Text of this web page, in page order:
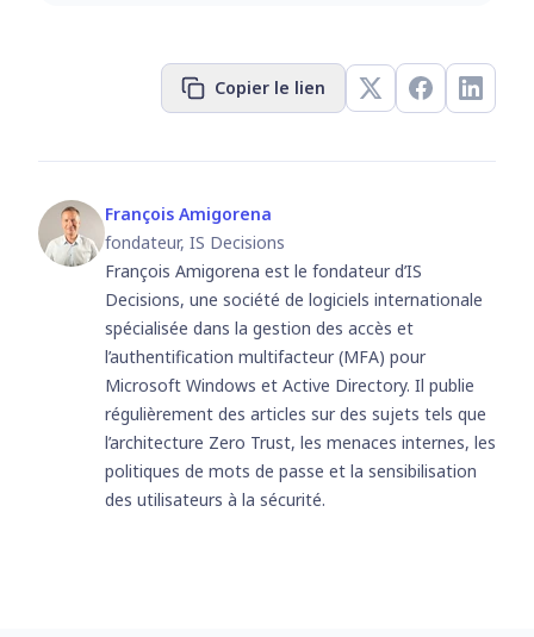
Copier le lien
François Amigorena
fondateur, IS Decisions
François Amigorena est le fondateur d’IS
Decisions, une société de logiciels internationale
spécialisée dans la gestion des accès et
l’authentification multifacteur (MFA) pour
Microsoft Windows et Active Directory. Il publie
régulièrement des articles sur des sujets tels que
l’architecture Zero Trust, les menaces internes, les
politiques de mots de passe et la sensibilisation
des utilisateurs à la sécurité.